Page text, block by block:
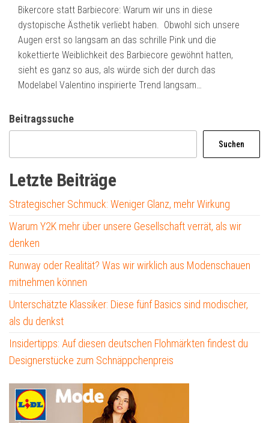
Bikercore statt Barbiecore: Warum wir uns in diese
dystopische Ästhetik verliebt haben. Obwohl sich unsere
Augen erst so langsam an das schrille Pink und die
kokettierte Weiblichkeit des Barbiecore gewöhnt hatten,
sieht es ganz so aus, als würde sich der durch das
Modelabel Valentino inspirierte Trend langsam…
Beitragssuche
Suchen
Letzte Beiträge
Strategischer Schmuck: Weniger Glanz, mehr Wirkung
Warum Y2K mehr über unsere Gesellschaft verrät, als wir
denken
Runway oder Realität? Was wir wirklich aus Modenschauen
mitnehmen können
Unterschätzte Klassiker: Diese fünf Basics sind modischer,
als du denkst
Insidertipps: Auf diesen deutschen Flohmärkten findest du
Designerstücke zum Schnäppchenpreis